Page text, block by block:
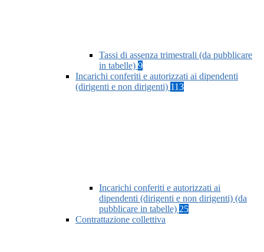
Tassi di assenza trimestrali (da pubblicare
in tabelle) 9
Incarichi conferiti e autorizzati ai dipendenti
(dirigenti e non dirigenti) 113
Incarichi conferiti e autorizzati ai
dipendenti (dirigenti e non dirigenti) (da
pubblicare in tabelle) 25
Contrattazione collettiva